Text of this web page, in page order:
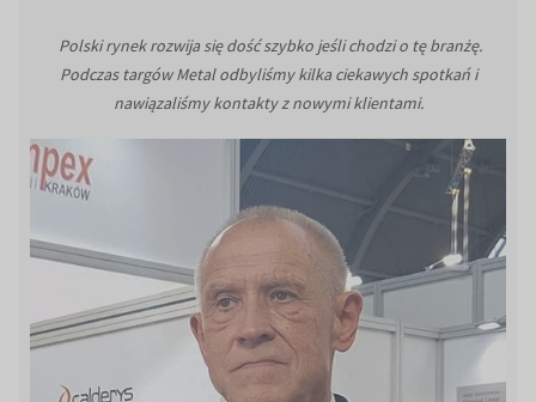
Polski rynek rozwija się dość szybko jeśli chodzi o tę branżę.
Podczas targów Metal odbyliśmy kilka ciekawych spotkań i
nawiązaliśmy kontakty z nowymi klientami.